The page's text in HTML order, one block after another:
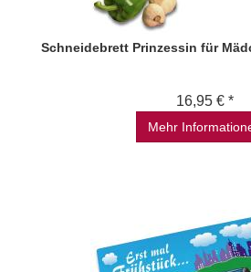
Schneidebrett Prinzessin für
16,95 € *
Mehr